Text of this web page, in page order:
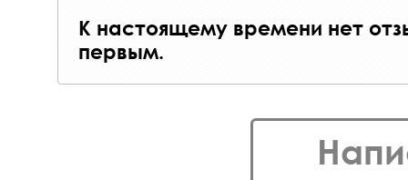
К настоящему времени нет
первым.